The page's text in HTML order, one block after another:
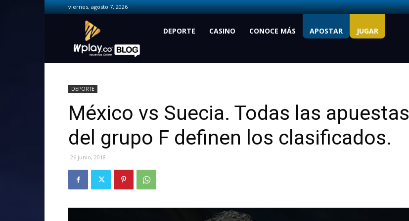
viernes, agosto 7, 2026
Wplay.co
DEPORTE CASINO CONOCE MÁS APOSTAR JUGAR
DEPORTE
México vs Suecia. Todas las apuestas
del grupo F definen los clasificados.
26 junio, 2018